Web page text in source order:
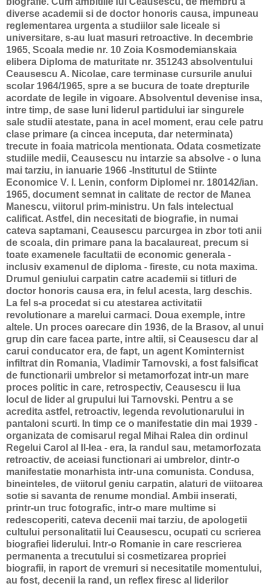
diverse academii si de doctor honoris causa, impuneau
reglementarea urgenta a studiilor sale liceale si
universitare, s-au luat masuri retroactive. In decembrie
1965, Scoala medie nr. 10 Zoia Kosmodemianskaia
elibera Diploma de maturitate nr. 351243 absolventului
Ceausescu A. Nicolae, care terminase cursurile anului
scolar 1964/1965, spre a se bucura de toate drepturile
acordate de legile in vigoare. Absolventul devenise insa,
intre timp, de sase luni liderul partidului iar singurele
sale studii atestate, pana in acel moment, erau cele patru
clase primare (a cincea inceputa, dar neterminata)
trecute in foaia matricola mentionata. Odata cosmetizate
studiile medii, Ceausescu nu intarzie sa absolve - o luna
mai tarziu, in ianuarie 1966 -Institutul de Stiinte
Economice V. I. Lenin, conform Diplomei nr. 180142/ian.
1965, document semnat in calitate de rector de Manea
Manescu, viitorul prim-ministru. Un fals intelectual
calificat. Astfel, din necesitati de biografie, in numai
cateva saptamani, Ceausescu parcurgea in zbor toti anii
de scoala, din primare pana la bacalaureat, precum si
toate examenele facultatii de economic generala -
inclusiv examenul de diploma - fireste, cu nota maxima.
Drumul geniului carpatin catre academii si titluri de
doctor honoris causa era, in felul acesta, larg deschis.
La fel s-a procedat si cu atestarea activitatii
revolutionare a marelui carmaci. Doua exemple, intre
altele. Un proces oarecare din 1936, de la Brasov, al unui
grup din care facea parte, intre altii, si Ceausescu dar al
carui conducator era, de fapt, un agent Kominternist
infiltrat din Romania, Vladimir Tarnovski, a fost falsificat
de functionarii umbrelor si metamorfozat intr-un mare
proces politic in care, retrospectiv, Ceausescu ii lua
locul de lider al grupului lui Tarnovski. Pentru a se
acredita astfel, retroactiv, legenda revolutionarului in
pantaloni scurti. In timp ce o manifestatie din mai 1939 -
organizata de comisarul regal Mihai Ralea din ordinul
Regelui Carol al II-lea - era, la randul sau, metamorfozata
retroactiv, de aceiasi functionari ai umbrelor, dintr-o
manifestatie monarhista intr-una comunista. Condusa,
bineinteles, de viitorul geniu carpatin, alaturi de viitoarea
sotie si savanta de renume mondial. Ambii inserati,
printr-un truc fotografic, intr-o mare multime si
redescoperiti, cateva decenii mai tarziu, de apologetii
cultului personalitatii lui Ceausescu, ocupati cu scrierea
biografiei liderului. Intr-o Romanie in care rescrierea
permanenta a trecutului si cosmetizarea propriei
biografii, in raport de vremuri si necesitatile momentului,
au fost, decenii la rand, un reflex firesc al liderilor